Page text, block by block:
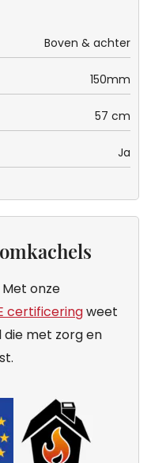
Boven & achter
150mm
57 cm
Ja
onze
certificeringweet
die met zorg en